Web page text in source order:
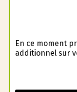
En ce moment
additionnel sur